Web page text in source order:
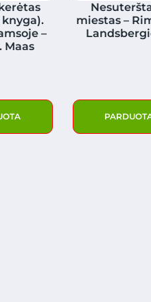
knyga).
–
Maas
miestas –